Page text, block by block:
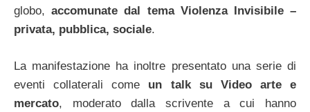
globo,accomunate dal tema Violenza Invisibile –
privata, pubblica, sociale.
La manifestazione ha inoltre presentato una serie di
eventi collaterali come un talk su Video arte e
mercato, moderato dalla scrivente a cui hanno